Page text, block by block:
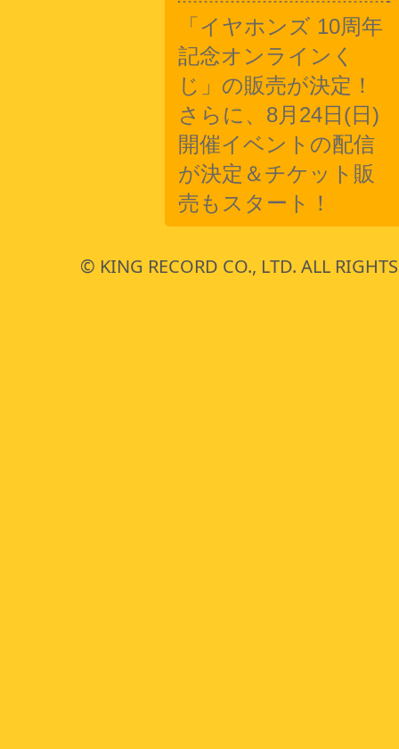
「イヤホンズ 10周年
記念オンラインく
じ」の販売が決定！
さらに、8月24日(日)
開催イベントの配信
が決定＆チケット販
売もスタート！
© KING RECORD CO., LTD. ALL RIGHTS